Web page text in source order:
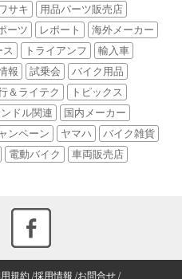
サキ
用品パーツ販売店
ーツ レポート
海外メーカー
ス トライアンフ
輸入車
報 試乗会
バイク用品
＆ライテク
トピックス
ドル関連
国内メーカー
ンペーン ヤマハ
バイク雑貨
電動バイク
車両販売店
規約 採用情報 お問合せ